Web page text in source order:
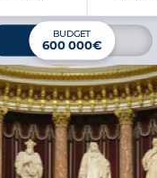
BUDGET
600 000€